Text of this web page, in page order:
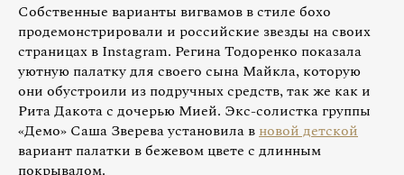
Собственные варианты вигвамов в стиле бохо
продемонстрировали и российские звезды на своих
страницах в Instagram. Регина Тодоренко показала
уютную палатку для своего сына Майкла, которую
они обустроили из подручных средств, так же как и
Рита Дакота с дочерью Мией. Экс-солистка группы
«Демо» Саша Зверева установила вновой детской
вариант палатки в бежевом цвете с длинным